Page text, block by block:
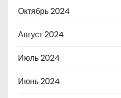
Октябрь 2024
Август 2024
Июль 2024
Июнь 2024